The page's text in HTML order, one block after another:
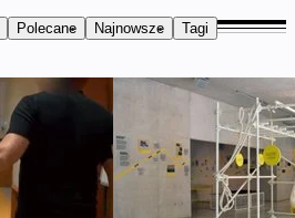
Polecane Najnowsze Tagi